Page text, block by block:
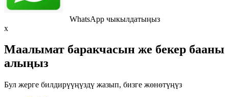
WhatsApp чыкылдатыңыз
x
Маалымат баракчасын же бекер бааны
алыңыз
Бул жерге билдирүүңүздү жазып, бизге жөнөтүңүз